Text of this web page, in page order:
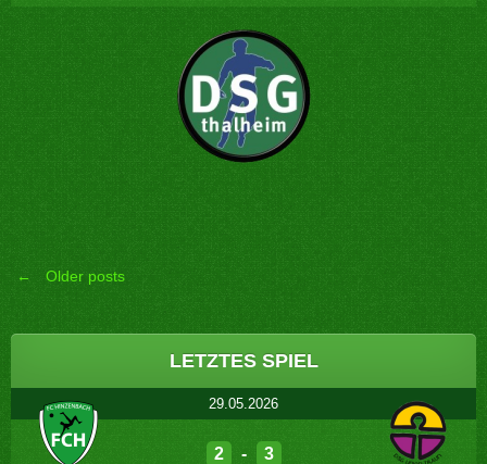
Posts
navigation
← Older posts
LETZTES SPIEL
29.05.2026
2 -
3